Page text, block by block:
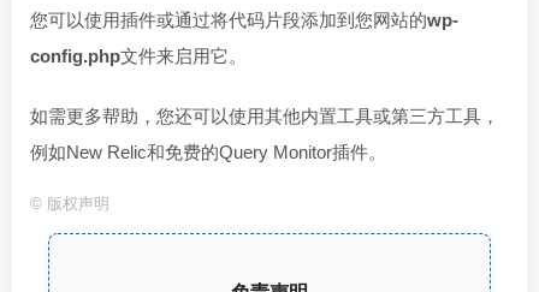
您可以使用插件或通过将代码片段添加到您网站的wp-
config.php文件来启用它。
如需更多帮助，您还可以使用其他内置工具或第三方工具，
例如New Relic和免费的Query Monitor插件。
© 版权声明